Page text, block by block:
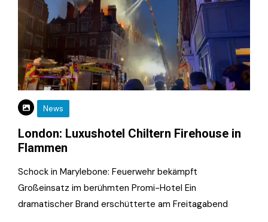
News
London: Luxushotel Chiltern Firehouse in
Flammen
Schock in Marylebone: Feuerwehr bekämpft
Großeinsatz im berühmten Promi-Hotel Ein
dramatischer Brand erschütterte am Freitagabend